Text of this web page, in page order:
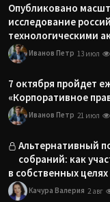
Опубликовано
исследование
технологическими
Иванов Петр 13 июл
7 октября пройдет
«Корпоративное
Иванов Петр 21 июл
Альтернативный
собраний: как
в собственных целях
Качура Валерия 2 авг